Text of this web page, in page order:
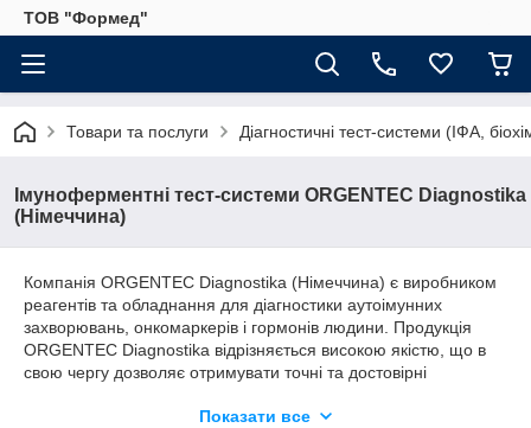
ТОВ "Формед"
Товари та послуги Діагностичні тест-системи (ІФА,
Імуноферментні тест-системи ORGENTEC Diagnostika
(Німеччина)
Компанія ORGENTEC Diagnostika (Німеччина) є виробником
реагентів та обладнання для діагностики аутоімунних
захворювань, онкомаркерів і гормонів людини. Продукція
ORGENTEC Diagnostika відрізняється високою якістю, що в
свою чергу дозволяє отримувати точні та достовірні
діагностики більшості аутоімунних захворювань, ВКВ,
Показати все